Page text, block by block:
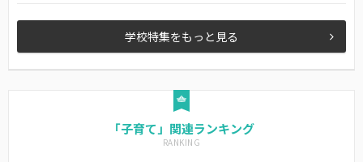
学校特集をもっと見る
「子育て」関連ランキング